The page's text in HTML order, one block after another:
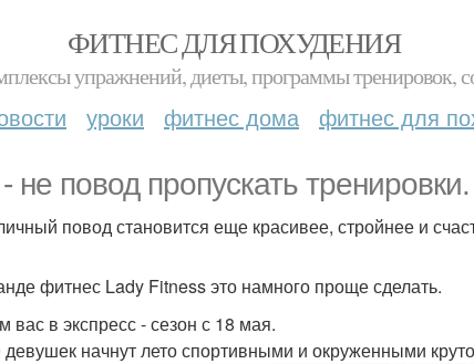
ФИТНЕС ДЛЯ ПОХУДЕНИЯ
упражнений, диеты, программы тренировок,
уроки фитнес дома фитнес для
не повод пропускать тренировки.
повод становится еще красивее, стройнее и
фитнес Lady Fitness это намного проще сделать.
в экспресс - сезон с 18 мая.
начнут лето спортивными и окруженными